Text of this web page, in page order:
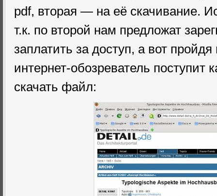
pdf, вторая — на её скачивание.
т.к. по второй нам предложат
заплатить за доступ, а вот
интернет-обозреватель поступит
скачать файл: